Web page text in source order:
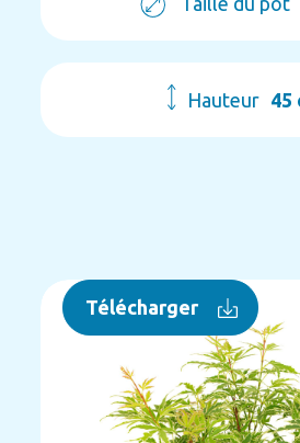
Hauteur 45
Télécharger